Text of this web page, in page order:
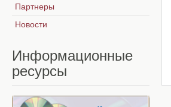
Партнеры
Новости
Информационные
ресурсы